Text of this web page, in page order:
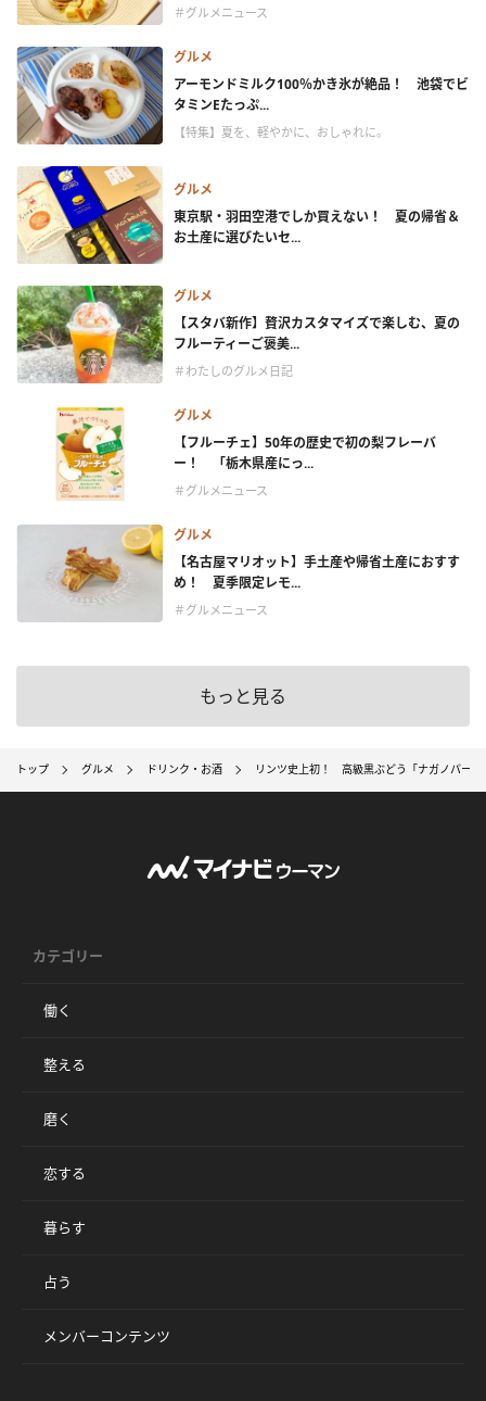
＃グルメニュース
グルメ
アーモンドミルク100％かき氷が絶品！ 池袋でビ
タミンEたっぷ...
【特集】夏を、軽やかに、おしゃれに。
グルメ
東京駅・羽田空港でしか買えない！ 夏の帰省＆
お土産に選びたいセ...
グルメ
【スタバ新作】贅沢カスタマイズで楽しむ、夏の
フルーティーご褒美...
＃わたしのグルメ日記
グルメ
【フルーチェ】50年の歴史で初の梨フレーバ
ー！ 「栃木県産にっ...
＃グルメニュース
グルメ
【名古屋マリオット】手土産や帰省土産におすす
め！ 夏季限定レモ...
＃グルメニュース
もっと見る
トップ グルメ ドリンク・お酒 リンツ史上初！ 高級黒ぶどう「ナガノパープ
カテゴリー
働く
整える
磨く
恋する
暮らす
占う
メンバーコンテンツ